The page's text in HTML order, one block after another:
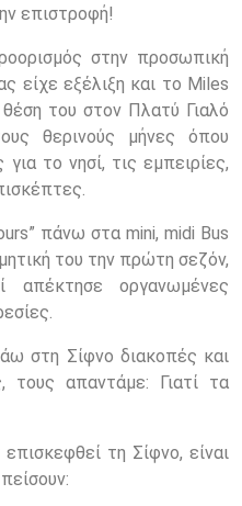
επιστροφή!
στην προσωπική
είχε εξέλιξη και το Miles
του στον Πλατύ Γιαλό
θερινούς μήνες όπου
το νησί, τις εμπειρίες,
πάνω στα mini, midi Bus
του την πρώτη σεζόν,
οργανωμένες
στη Σίφνο διακοπές και
απαντάμε: Γιατί τα
τη Σίφνο, είναι